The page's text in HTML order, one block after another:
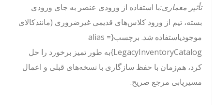
تأثیر معماری:با استفاده از ورودی عنصر به جای ورودی
بسته، تیم از ورود کلاس‌های قدیمی غیرضروری (مانندکالای
موجودیاستفاده شد. برچسب {alias =
LegacyInventoryCatalog} به طور تمیز برخورد را حل
کرد، هم‌زمان با حفظ سازگاری با نسخه‌های قبلی و اعمال
مسیریابی مرجع صریح.